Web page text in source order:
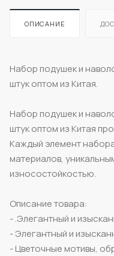
ОПИСАНИЕ
Набор подушек и
штук оптом из Китая.
Набор подушек и
штук оптом из Китая
Каждый элемент
материалов,
износостойкостью.
Описание товара:
- .Элегантный и
- Элегантный и
- Цветочные мотивы,